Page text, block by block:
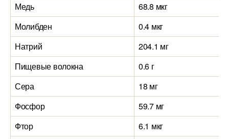
Медь
68.8 мкг
Молибден
0.4 мкг
Натрий
204.1 мг
Пищевые волокна
0.6 г
Сера
18 мг
Фосфор
59.7 мг
Фтор
6.1 мкг